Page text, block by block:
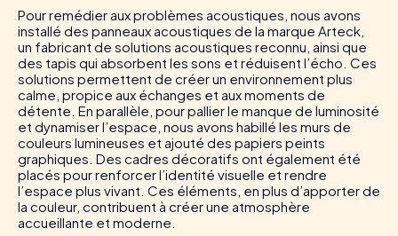
Pour remédier aux problèmes acoustiques, nous avons
installé des panneaux acoustiques de la marque Arteck,
un fabricant de solutions acoustiques reconnu, ainsi que
des tapis qui absorbent les sons et réduisent l’écho. Ces
solutions permettent de créer un environnement plus
calme, propice aux échanges et aux moments de
détente. En parallèle, pour pallier le manque de luminosité
et dynamiser l’espace, nous avons habillé les murs de
couleurs lumineuses et ajouté des papiers peints
graphiques. Des cadres décoratifs ont également été
placés pour renforcer l’identité visuelle et rendre
l’espace plus vivant. Ces éléments, en plus d’apporter de
la couleur, contribuent à créer une atmosphère
accueillante et moderne.